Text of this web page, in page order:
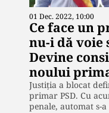
01 Dec. 2022, 10:00
Ce face un
nu-i dă voie
Devine
noului
Justiția a blocat
primar PSD. Cu
penale, automat s-